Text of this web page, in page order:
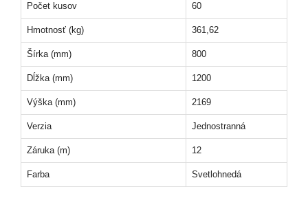
Počet kusov 60
Hmotnosť (kg) 361,62
Šírka (mm) 800
Dĺžka (mm) 1200
Výška (mm) 2169
Verzia Jednostranná
Záruka (m) 12
Farba Svetlohnedá